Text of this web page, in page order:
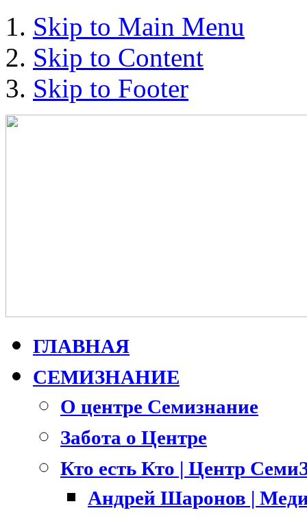
Skip to Main Menu
Skip to Content
Skip to Footer
ГЛАВНАЯ
СЕМИЗНАНИЕ
О центре Семизнание
Забота о Центре
Кто есть Кто | Центр
Андрей Шаронов |